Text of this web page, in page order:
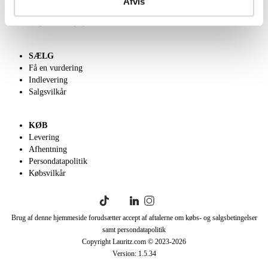
SÆLG
Få en vurdering
Indlevering
Salgsvilkår
KØB
Levering
Afhentning
Persondatapolitik
Købsvilkår
Brug af denne hjemmeside forudsætter accept af aftalerne om købs- og salgsbetingelser
samt persondatapolitik
Copyright Lauritz.com © 2023-2026
Version: 1.5.34